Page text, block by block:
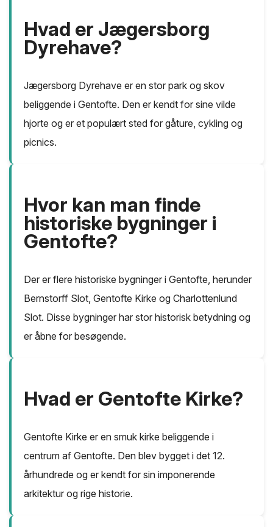
Hvad er Jægersborg
Dyrehave?
Jægersborg Dyrehave er en stor park og skov
beliggende i Gentofte. Den er kendt for sine vilde
hjorte og er et populært sted for gåture, cykling og
picnics.
Hvor kan man finde
historiske bygninger i
Gentofte?
Der er flere historiske bygninger i Gentofte, herunder
Bernstorff Slot, Gentofte Kirke og Charlottenlund
Slot. Disse bygninger har stor historisk betydning og
er åbne for besøgende.
Hvad er Gentofte Kirke?
Gentofte Kirke er en smuk kirke beliggende i
centrum af Gentofte. Den blev bygget i det 12.
århundrede og er kendt for sin imponerende
arkitektur og rige historie.